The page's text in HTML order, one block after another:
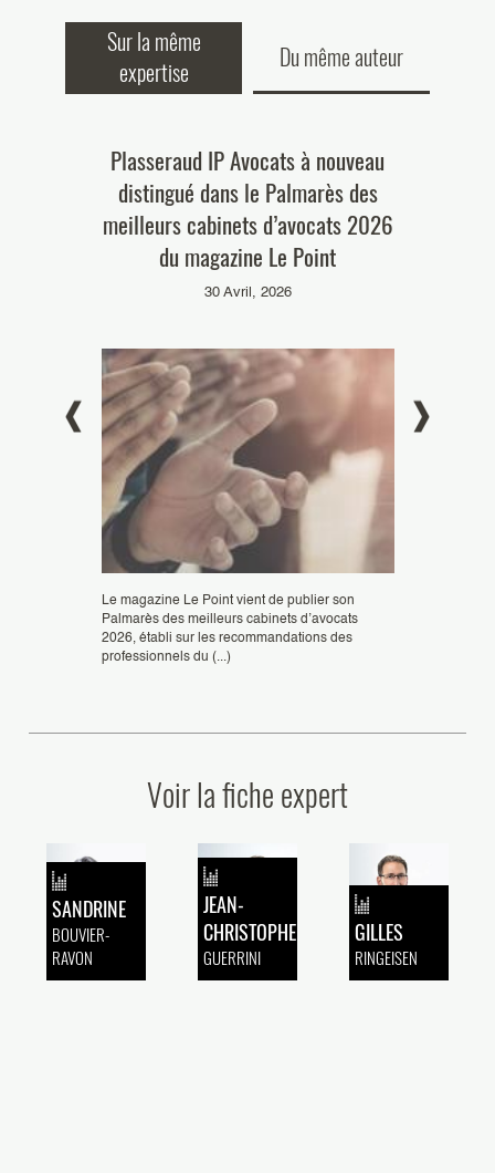
Sur la même
expertise
Du même auteur
Plasseraud IP Avocats à nouveau
distingué dans le Palmarès des
meilleurs cabinets d’avocats 2026
du magazine Le Point
30 Avril, 2026
Le magazine Le Point vient de publier son
Palmarès des meilleurs cabinets d’avocats
2026, établi sur les recommandations des
professionnels du (...)
Voir la fiche expert
SANDRINE
BOUVIER-
RAVON
JEAN-
CHRISTOPHE
GUERRINI
GILLES
RINGEISEN